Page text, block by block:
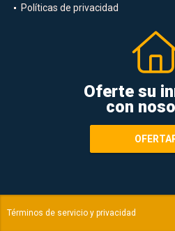
Políticas de privacidad
Oferte su
con
Términos de servicio y privacidad